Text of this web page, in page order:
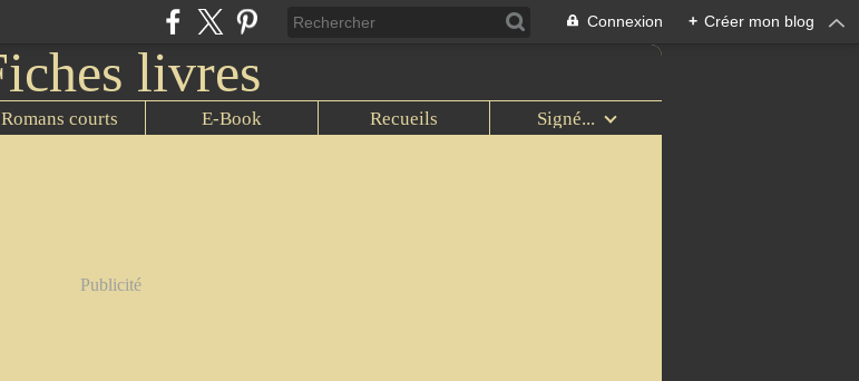
Connexion + Créer mon blog
Romans courts E-Book Recueils Signé...
Publicité